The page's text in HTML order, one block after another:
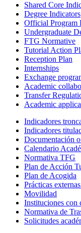
Shared Core
Degree Indicators
Official Program
Undergraduate
FTG Normative
Tutorial Action
Reception Plan
Internships
Exchange
Academic
Transfer
Academic
Indicadores
Indicadores
Documentación
Calendario
Normativa TFG
Plan de Acción
Plan de Acogida
Prácticas
Movilidad
Instituciones con
Normativa de
Solicitudes